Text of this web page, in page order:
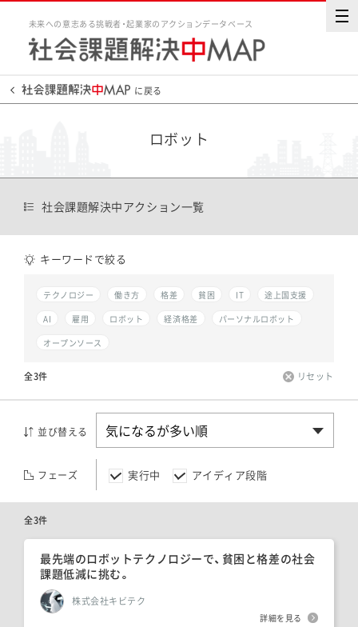
未来への意志ある挑戦者・起業家のアクションデータベース
に戻る
ロボット
社会課題解決中アクション一覧
キーワードで絞る
テクノロジー 働き方 格差 貧困 IT
途上国支援
AI
雇用 ロボット 経済格差
パーソナルロボット
オープンソース
全3件 リセット
並び替える
フェーズ 実行中 アイディア段階
全3件
最先端のロボットテクノロジーで、貧困と格差の社会
課題低減に挑む。
株式会社キビテク
詳細を見る